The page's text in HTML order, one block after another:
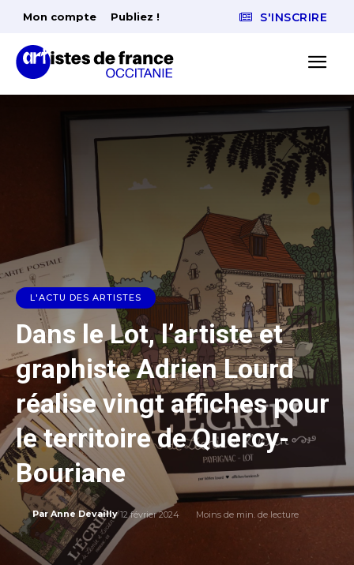
Mon compte Publiez ! S'INSCRIRE
L'ACTU DES ARTISTES
Dans le Lot, l’artiste et
graphiste Adrien Lourd
réalise vingt affiches pour
le territoire de Quercy-
Bouriane
Par Anne Devailly 12 février 2024 Moins de min. de lecture